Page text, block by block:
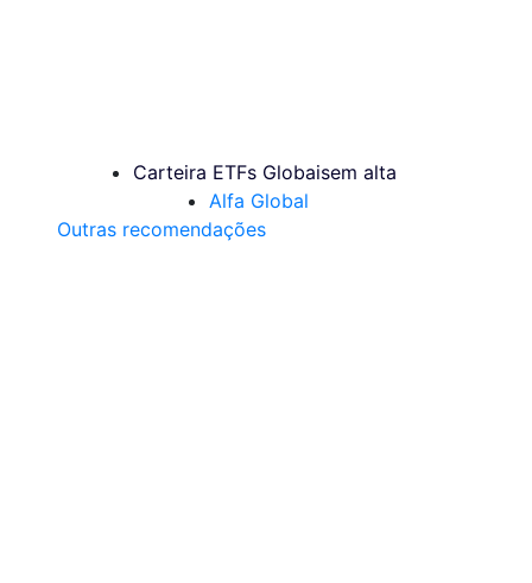
Carteira ETFs Globaisem alta
Alfa Global
Outras recomendações